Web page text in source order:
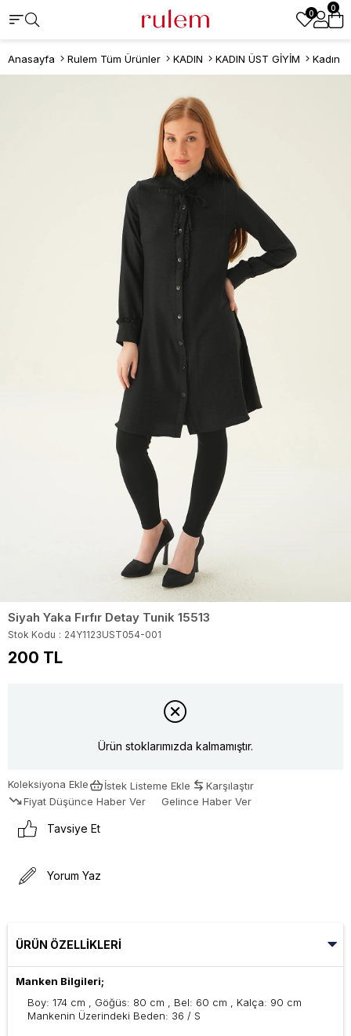
0
0
Anasayfa Rulem Tüm Ürünler KADIN KADIN ÜST GİYİM Kadın
Siyah Yaka Fırfır Detay Tunik 15513
Stok Kodu 24Y1123UST054-001
200 TL
Ürün stoklarımızda kalmamıştır.
Koleksiyona Ekle İstek Listeme Ekle
Karşılaştır
Fiyat Düşünce Haber Ver
Gelince Haber Ver
Tavsiye Et
Yorum Yaz
ÜRÜN ÖZELLIKLERI
Manken Bilgileri;
Boy: 174 cm , Göğüs: 80 cm , Bel: 60 cm , Kalça: 90 cm
Mankenin Üzerindeki Beden: 36 / S